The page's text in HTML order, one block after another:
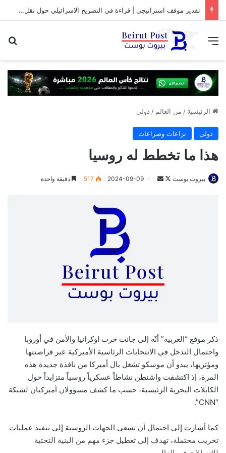
تقدير موقف استراتيجي | قراءة في التصريح الاسرائيلي حول نقل المفاوضات مع لبنان من واشنطن الى روما
القائمة
الرئيسية / من العالم / دولي
دولي نزاعات وصراعات
هذا ما تخطط له روسيا
بيروت بوست
تابعأرسل 2024-09-09
517 دقيقة واحدة
ذكر موقع “العربية” أنّه إلى جانب حرب اوكرانيا والأمن في أوروبا
واحتمال التدخل في الانتخابات الرئاسية الأميركية عبر قراصنتها
ومؤثريها، يبدو أن موسكو تشغل بال أميركا من نافذة جديدة هذه
المرة، إذ اكتشفت واشنطن نشاطاً عسكرياً روسياً متزايداً حول
الكابلات البحرية الرئيسية، حسب ما كشف مسؤولان أميركيان لشبكة
“CNN”.
كما أشارت إلى احتمال أن تسعى الجهات الروسية إلى تنفيذ عمليات
تخريب محتملة، تهدف إلى تعطيل جزء مهم من البنية التحتية